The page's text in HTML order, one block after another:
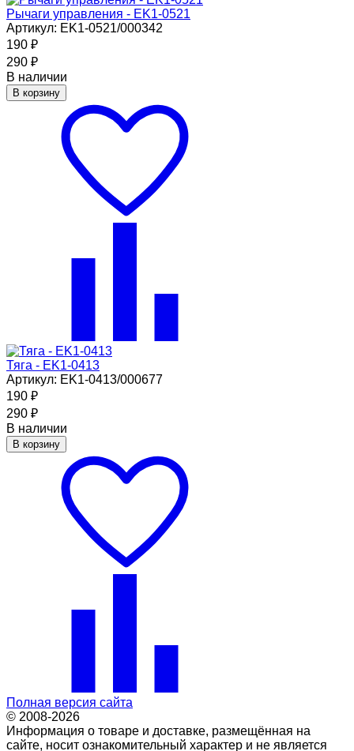
Рычаги управления - EK1-0521
Артикул: EK1-0521/000342
190 ₽
290 ₽
В наличии
В корзину
Тяга - EK1-0413
Артикул: EK1-0413/000677
190 ₽
290 ₽
В наличии
В корзину
Полная версия сайта
© 2008-2026
Информация о товаре и доставке, размещённая на
сайте, носит ознакомительный характер и не является